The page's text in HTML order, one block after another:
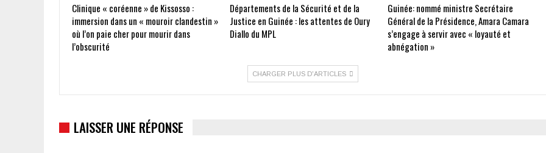
Clinique « coréenne » de Kissosso :
immersion dans un « mouroir clandestin »
où l’on paie cher pour mourir dans
l’obscurité
Départements de la Sécurité et de la
Justice en Guinée : les attentes de Oury
Diallo du MPL
Guinée: nommé ministre Secrétaire
Général de la Présidence, Amara Camara
s’engage à servir avec « loyauté et
abnégation »
CHARGER PLUS D'ARTICLES
LAISSER UNE RÉPONSE